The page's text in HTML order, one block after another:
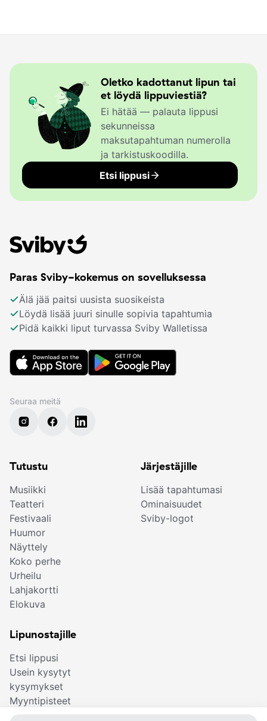
Oletko kadottanut lipun tai
et löydä lippuviestiä?
Ei hätää — palauta lippusi
sekunneissa
maksutapahtuman numerolla
ja tarkistuskoodilla.
Etsi lippusi
Paras Sviby-kokemus on sovelluksessa
Älä jää paitsi uusista suosikeista
Löydä lisää juuri sinulle sopivia tapahtumia
Pidä kaikki liput turvassa Sviby Walletissa
Seuraa meitä
Tutustu
Musiikki
Teatteri
Festivaali
Huumor
Näyttely
Koko perhe
Urheilu
Lahjakortti
Elokuva
Järjestäjille
Lisää tapahtumasi
Ominaisuudet
Sviby-logot
Lipunostajille
Etsi lippusi
Usein kysytyt
kysymykset
Myyntipisteet